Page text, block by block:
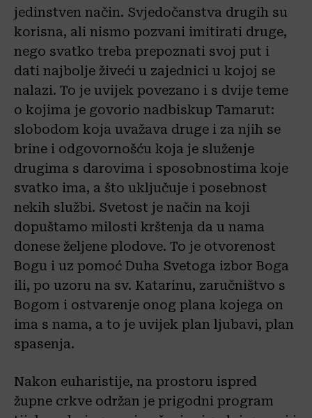
jedinstven način. Svjedočanstva drugih su
korisna, ali nismo pozvani imitirati druge,
nego svatko treba prepoznati svoj put i
dati najbolje živeći u zajednici u kojoj se
nalazi. To je uvijek povezano i s dvije teme
o kojima je govorio nadbiskup Tamarut:
slobodom koja uvažava druge i za njih se
brine i odgovornošću koja je služenje
drugima s darovima i sposobnostima koje
svatko ima, a što uključuje i posebnost
nekih službi. Svetost je način na koji
dopuštamo milosti krštenja da u nama
donese željene plodove. To je otvorenost
Bogu i uz pomoć Duha Svetoga izbor Boga
ili, po uzoru na sv. Katarinu, zaručništvo s
Bogom i ostvarenje onog plana kojega on
ima s nama, a to je uvijek plan ljubavi, plan
spasenja.
Nakon euharistije, na prostoru ispred
župne crkve održan je prigodni program